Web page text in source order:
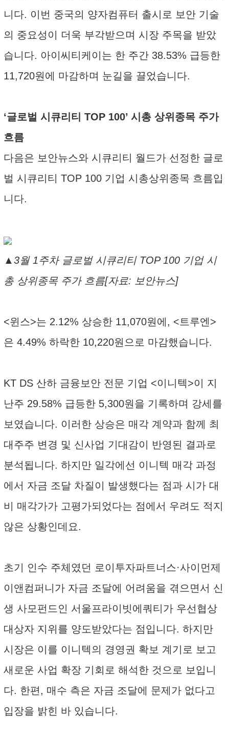
니다. 이번 중국의 양자컴퓨터 출시로 보안 기술
의 중요성이 더욱 부각받으며 시장 주목을 받았
습니다. 아이씨티케이는 한 주간 38.53% 급등한
11,720원에 마감하며 눈길을 끌었습니다.
‘글로벌 시큐리티 TOP 100’ 시총 상위종목 주가
흐름
다음은 보안뉴스와 시큐리티 월드가 선정한 글로
벌 시큐리티 TOP 100 기업 시총상위종목 흐름입
니다.
▲3월 1주차 글로벌 시큐리티 TOP 100 기업 시
총 상위종목 주가 흐름[자료: 보안뉴스]
<윈스>는 2.12% 상승한 11,070원에, <트루엔>
은 4.49% 하락한 10,220원으로 마감했습니다.
KT DS 산하 금융보안 전문 기업 <이니텍>이 지
난주 29.58% 급등한 5,300원을 기록하며 강세를
보였습니다. 이러한 상승은 매각 계약과 함께 최
대주주 변경 및 신사업 기대감이 반영된 결과로
분석됩니다. 하지만 일각에선 이니텍 매각 과정
에서 자금 조달 차질이 발생했다는 점과 시가 대
비 매각가가 고평가되었다는 점에서 우려도 적지
않은 상황인데요.
초기 인수 주체였던 로이투자파트너스·사이먼제
이앤컴퍼니가 자금 조달에 어려움을 겪으면서 신
생 사모펀드인 서울프라이빗에쿼티가 우선협상
대상자 지위를 양도받았다는 점입니다. 하지만
시장은 이를 이니텍의 경영권 확보 계기로 보고
새로운 사업 확장 기회로 해석한 것으로 보입니
다. 한편, 매수 측은 자금 조달에 문제가 없다고
입장을 밝힌 바 있습니다.